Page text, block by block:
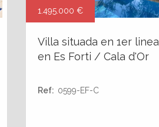
1.495.000 €
Villa situada en 1er linea
en Es Forti / Cala d'Or
Ref: 0599-EF-C